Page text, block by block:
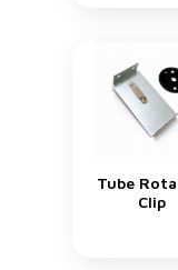
Tube
Clip